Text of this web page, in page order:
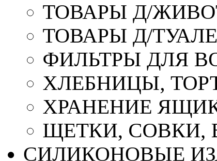
ТОВАРЫ Д/
ТОВАРЫ Д/
ФИЛЬТРЫ ДЛЯ
ХЛЕБНИЦЫ,
ХРАНЕНИЕ
ЩЕТКИ, СОВКИ,
СИЛИКОНОВЫЕ